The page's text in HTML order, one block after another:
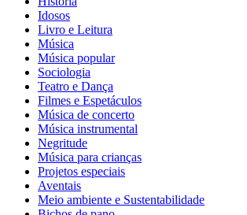
Idosos
Livro e Leitura
Música
Música popular
Sociologia
Teatro e Dança
Filmes e Espetáculos
Música de concerto
Música instrumental
Negritude
Música para crianças
Projetos especiais
Aventais
Meio ambiente e Sustentabilidade